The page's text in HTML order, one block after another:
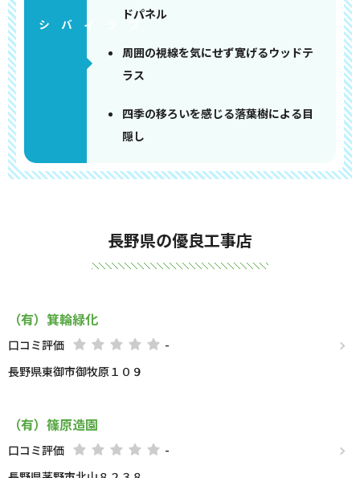
ドパネル
周囲の視線を気にせず寛げるウッドテ
ラス
四季の移ろいを感じる落葉樹による目
隠し
長野県の優良工事店
（有）箕輪緑化
口コミ評価
-
長野県東御市御牧原１０９
（有）篠原造園
口コミ評価
-